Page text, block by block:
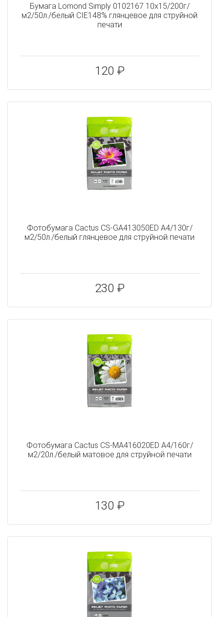
Бумага Lomond Simply 0102167 10x15/200г/
м2/50л./белый CIE148% глянцевое для струйной
печати
120 ₽
Фотобумага Cactus CS-GA413050ED A4/130г/
м2/50л./белый глянцевое для струйной печати
230 ₽
Фотобумага Cactus CS-MA416020ED A4/160г/
м2/20л./белый матовое для струйной печати
130 ₽